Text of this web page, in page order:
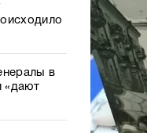
в
«дают